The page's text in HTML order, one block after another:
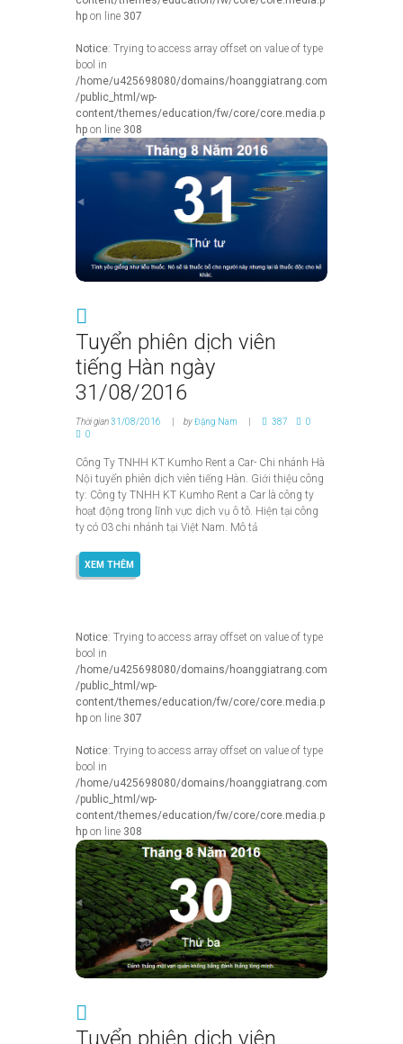
hp on line 307
Notice: Trying to access array offset on value of type
bool in
/home/u425698080/domains/hoanggiatrang.com
/public_html/wp-
content/themes/education/fw/core/core.media.p
hp on line 308
Tuyển phiên dịch viên
tiếng Hàn ngày
31/08/2016
Thời gian31/08/2016 byĐặng Nam 387
0
0
Công Ty TNHH KT Kumho Rent a Car- Chi nhánh Hà
Nội tuyển phiên dịch viên tiếng Hàn. Giới thiệu công
ty: Công ty TNHH KT Kumho Rent a Car là công ty
hoạt động trong lĩnh vực dịch vụ ô tô. Hiện tại công
ty có 03 chi nhánh tại Việt Nam. Mô tả
XEM THÊM
Notice: Trying to access array offset on value of type
bool in
/home/u425698080/domains/hoanggiatrang.com
/public_html/wp-
content/themes/education/fw/core/core.media.p
hp on line 307
Notice: Trying to access array offset on value of type
bool in
/home/u425698080/domains/hoanggiatrang.com
/public_html/wp-
content/themes/education/fw/core/core.media.p
hp on line 308
Tuyển phiên dịch viên